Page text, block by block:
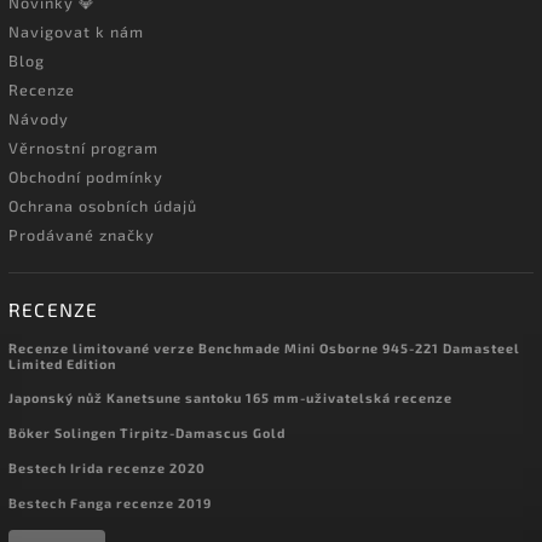
Navigovat k nám
Blog
Recenze
Návody
Věrnostní program
Obchodní podmínky
Ochrana osobních údajů
Prodávané značky
RECENZE
Recenze limitované verze Benchmade Mini Osborne 945-221 Damasteel
Limited Edition
Japonský nůž Kanetsune santoku 165 mm-uživatelská recenze
Böker Solingen Tirpitz-Damascus Gold
Bestech Irida recenze 2020
Bestech Fanga recenze 2019